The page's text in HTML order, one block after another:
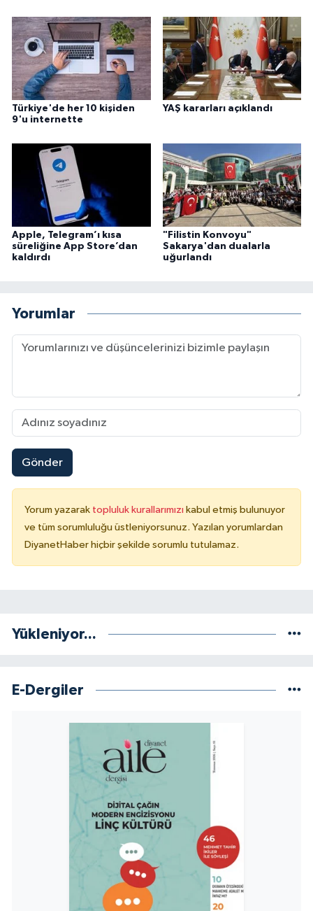
Türkiye'de her 10 kişiden
9'u internette
YAŞ kararları açıklandı
Apple, Telegram’ı kısa
süreliğine App Store’dan
kaldırdı
"Filistin Konvoyu"
Sakarya'dan dualarla
uğurlandı
Yorumlar
Gönder
Yorum yazarak topluluk kurallarımızı kabul etmiş bulunuyor
ve tüm sorumluluğu üstleniyorsunuz. Yazılan yorumlardan
DiyanetHaber hiçbir şekilde sorumlu tutulamaz.
Yükleniyor...
E-Dergiler
Karaman Müftülüğü
Kars Müftülüğü
Kastamonu Müftülüğü
Kilis Müftülüğü
Kırıkkale Müftülüğü
Kırklareli Müftülüğü
Kocaeli Müftülüğü
Konya Müftülüğü
Malatya Müftülüğü
Manisa Müftülüğü
Nevşehir Müftülüğü
Ordu Müftülüğü
Rize Müftülüğü
Sakarya Müftülüğü
Samsun Müftülüğü
Siirt Müftülüğü